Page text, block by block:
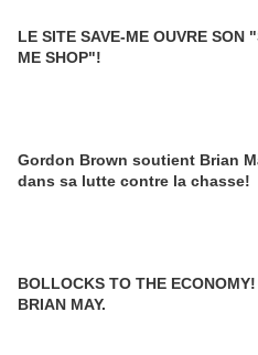
LE SITE SAVE-ME OUVRE SON
ME SHOP"!
Gordon Brown soutient Brian
dans sa lutte contre la chasse!
BOLLOCKS TO THE
BRIAN MAY.